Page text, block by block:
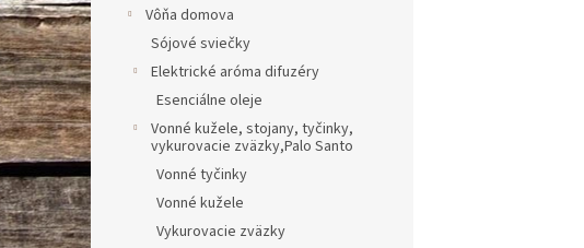
Vôňa domova
Sójové sviečky
Elektrické aróma difuzéry
Esenciálne oleje
Vonné kužele, stojany, tyčinky,
vykurovacie zväzky,Palo Santo
Vonné tyčinky
Vonné kužele
Vykurovacie zväzky